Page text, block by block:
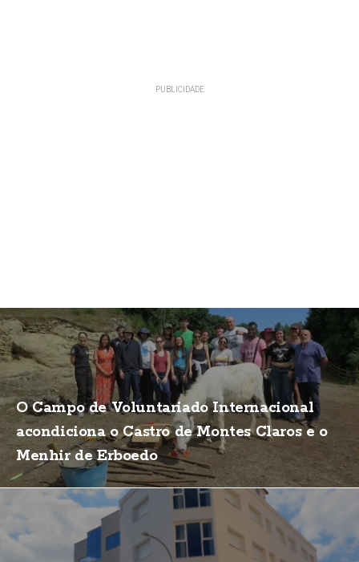
O Campo de Voluntariado Internacional
acondiciona o Castro de Montes Claros e o
Menhir de Erboedo